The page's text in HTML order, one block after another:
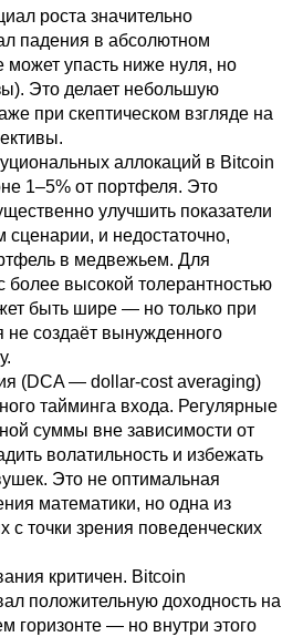
роста значительно
падения в абсолютном
может упасть ниже нуля, но
Это делает небольшую
при скептическом взгляде на
аллокаций в Bitcoin
1–5% от портфеля. Это
улучшить показатели
сценарии, и недостаточно,
в медвежьем. Для
более высокой толерантностью
быть шире — но только при
не создаёт вынужденного
(DCA — dollar-cost averaging)
тайминга входа. Регулярные
суммы вне зависимости от
волатильность и избежать
Это не оптимальная
математики, но одна из
с точки зрения поведенческих
критичен. Bitcoin
положительную доходность на
горизонте — но внутри этого